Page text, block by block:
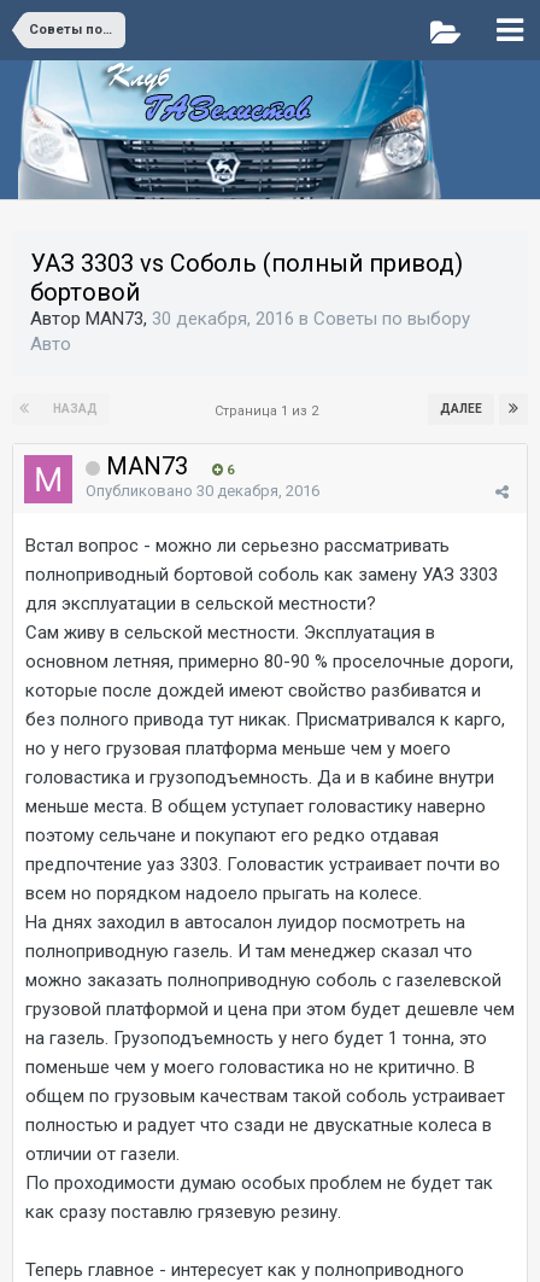
Советы по выбору Авто
УАЗ 3303 vs Соболь (полный привод)
бортовой
Автор MAN73, 30 декабря, 2016 в Советы по выбору
Авто
НАЗАД ДАЛЕЕ
Страница 1 из 2
MAN73 6
Опубликовано 30 декабря, 2016
Встал вопрос - можно ли серьезно рассматривать
полноприводный бортовой соболь как замену УАЗ 3303
для эксплуатации в сельской местности?
Сам живу в сельской местности. Эксплуатация в
основном летняя, примерно 80-90 % проселочные дороги,
которые после дождей имеют свойство разбиватся и
без полного привода тут никак. Присматривался к карго,
но у него грузовая платформа меньше чем у моего
головастика и грузоподъемность. Да и в кабине внутри
меньше места. В общем уступает головастику наверно
поэтому сельчане и покупают его редко отдавая
предпочтение уаз 3303. Головастик устраивает почти во
всем но порядком надоело прыгать на колесе.
На днях заходил в автосалон луидор посмотреть на
полноприводную газель. И там менеджер сказал что
можно заказать полноприводную соболь с газелевской
грузовой платформой и цена при этом будет дешевле чем
на газель. Грузоподъемность у него будет 1 тонна, это
поменьше чем у моего головастика но не критично. В
общем по грузовым качествам такой соболь устраивает
полностью и радует что сзади не двускатные колеса в
отличии от газели.
По проходимости думаю особых проблем не будет так
как сразу поставлю грязевую резину.
Теперь главное - интересует как у полноприводного